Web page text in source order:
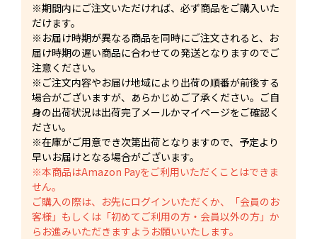
※期間内にご注文いただければ、必ず商品をご購入いた
だけます。
※お届け時期が異なる商品を同時にご注文されると、お
届け時期の遅い商品に合わせての発送となりますのでご
注意ください。
※ご注文内容やお届け地域により出荷の順番が前後する
場合がございますが、あらかじめご了承ください。ご自
身の出荷状況は出荷完了メールかマイページをご確認く
ださい。
※在庫がご用意でき次第出荷となりますので、予定より
早いお届けとなる場合がございます。
※本商品はAmazon Payをご利用いただくことはできま
せん。
ご購入の際は、お先にログインいただくか、「会員のお
客様」もしくは「初めてご利用の方・会員以外の方」か
らお進みいただきますようお願いいたします。